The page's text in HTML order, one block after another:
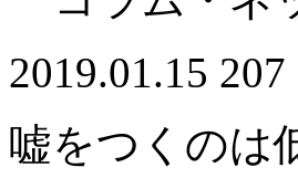
2019.01.15 207
嘘をつくのは